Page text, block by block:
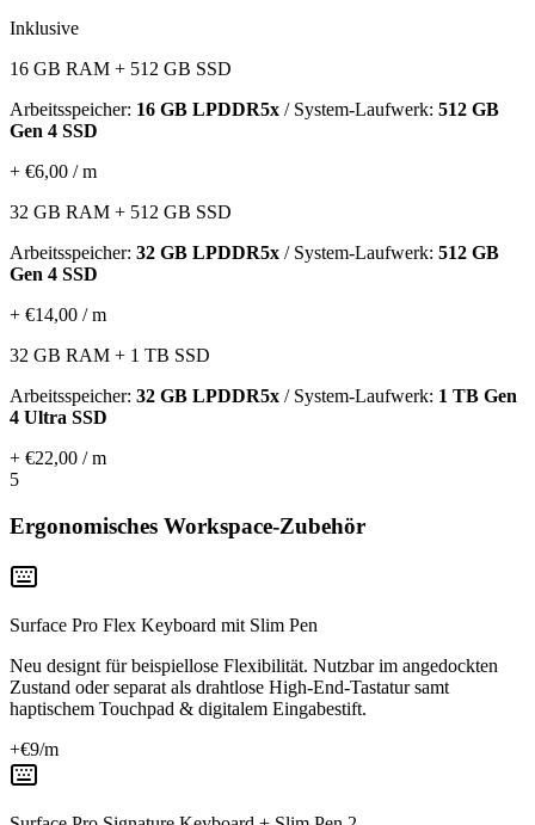
Inklusive
16 GB RAM + 512 GB SSD
Arbeitsspeicher: 16 GB LPDDR5x / System-Laufwerk: 512 GB
Gen 4 SSD
+ €6,00 / m
32 GB RAM + 512 GB SSD
Arbeitsspeicher: 32 GB LPDDR5x / System-Laufwerk: 512 GB
Gen 4 SSD
+ €14,00 / m
32 GB RAM + 1 TB SSD
Arbeitsspeicher: 32 GB LPDDR5x / System-Laufwerk: 1 TB Gen
4 Ultra SSD
+ €22,00 / m
5
Ergonomisches Workspace-Zubehör
Surface Pro Flex Keyboard mit Slim Pen
Neu designt für beispiellose Flexibilität. Nutzbar im angedockten
Zustand oder separat als drahtlose High-End-Tastatur samt
haptischem Touchpad & digitalem Eingabestift.
+€9/m